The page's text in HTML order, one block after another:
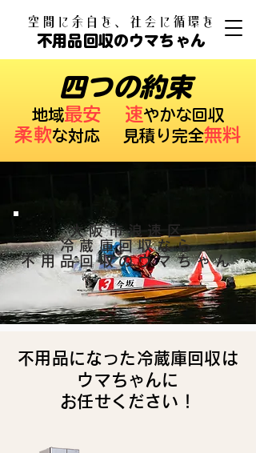
​空間に余白を、社会に循環を
不用品回収のウマちゃん
四つの約束
​地域最安 速やかな回収
柔軟な対応 ​見積り完全無料
大阪市浪速区
冷蔵庫回収なら
不用品回収のウマちゃん
不用品になった冷蔵庫回収は
ウマちゃんに
お任せください！